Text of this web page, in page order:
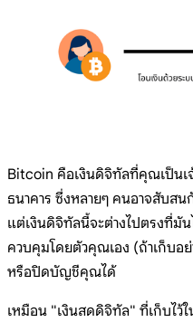
Bitcoin คือเงินดิจิทัลที่คุณเป็นเ
ธนาคาร ซึ่งหลายๆ คนอาจสับส
แต่เงินดิจิทัลนี้จะต่างไปตรงที่มั
ควบคุมโดยตัวคุณเอง (ถ้าเก็บอ
หรือปิดบัญชีคุณได้
เหมือน "เงินสดดิจิทัล" ที่เก็บไว้